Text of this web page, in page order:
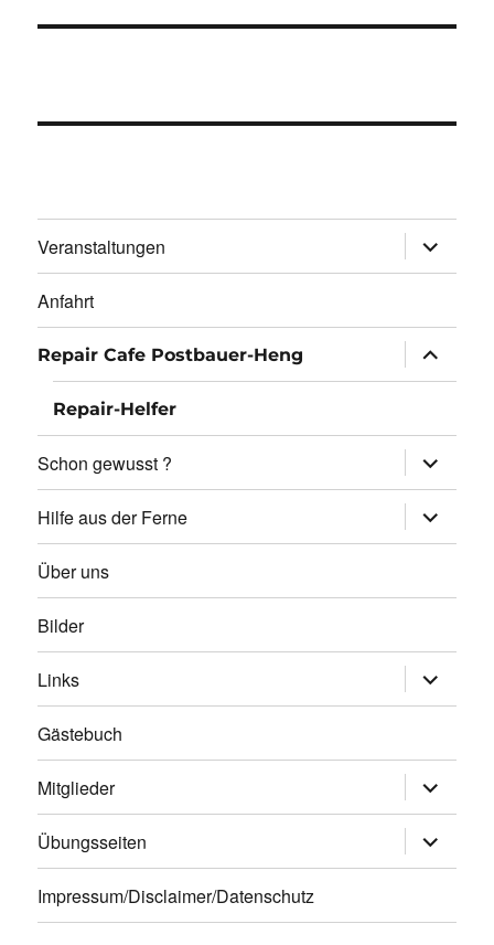
Veranstaltungen
öffnen
Anfahrt
Repair Cafe Postbauer-Heng
öffnen
Repair-Helfer
Schon gewusst ?
öffnen
Hilfe aus der Ferne
öffnen
Über uns
Bilder
Links
öffnen
Gästebuch
Mitglieder
öffnen
Übungsseiten
öffnen
Impressum/Disclaimer/Datenschutz